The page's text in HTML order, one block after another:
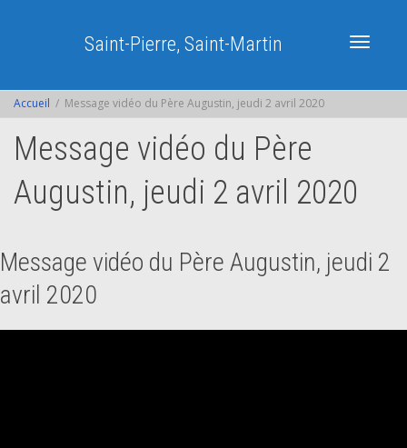
Saint-Pierre, Saint-Martin
Accueil Message vidéo du Père Augustin, jeudi 2 avril 2020
Message vidéo du Père
Augustin, jeudi 2 avril 2020
Message vidéo du Père Augustin, jeudi 2
avril 2020